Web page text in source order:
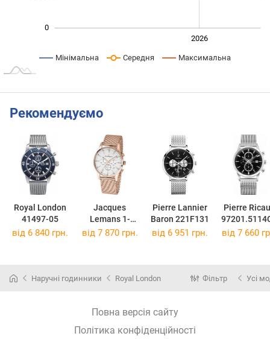
0
2026
Мінімальна Середня Максимальна
Рекомендуємо
Royal London
41497-05
Jacques
Lemans 1-
2025J
Pierre Lannier
Baron 221F131
Pierre
від 6 840 грн. від 7 870 грн. від 6 951 грн. від 7 660
Наручні годинники Royal London Фільтр Усі
Повна версія сайту
Політика конфіденційності